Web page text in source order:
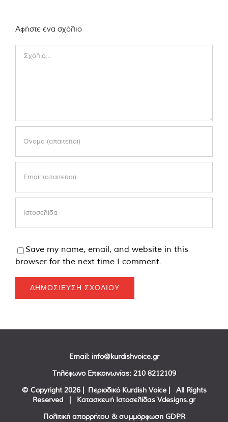
Αφήστε ένα σχόλιο
Save my name, email, and website in this
browser for the next time I comment.
Email: info@kurdishvoice.gr
Τηλέφωνο Επικοινωνίας: 210 8212109
© Copyright 2026 | Περιοδικό Kurdish Voice | All Rights
Reserved | Κατασκευή Ιστοσελίδας Vdesigns.gr
Πολιτική απορρήτου & συμμόρφωση GDPR